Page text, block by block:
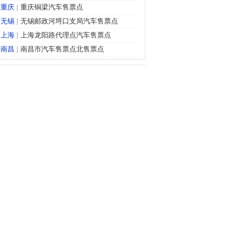
重庆 | 重庆铜梁汽车售票点
无锡 | 无锡邮政河埒口支局汽车售票点
上海 |
上海龙阳路代理点汽车售票点
南昌 | 南昌市汽车售票点北售票点